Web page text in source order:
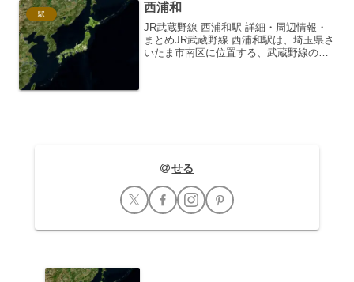
駅 西浦和
JR武蔵野線 西浦和駅 詳細・周辺情報・
まとめJR武蔵野線 西浦和駅は、埼玉県さ
いたま市南区に位置する、武蔵野線の駅
せる